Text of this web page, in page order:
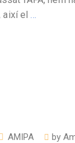
així el…
AMIPA by